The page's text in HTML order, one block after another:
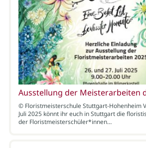
Ausstellung der Meisterarbeiten
© Floristmeisterschule Stuttgart-Hohenheim
Juli 2025 könnt ihr euch in Stuttgart die
der Floristmeisterschüler*innen…